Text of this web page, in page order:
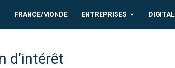
FRANCE/MONDE ENTREPRISES DIGITAL
d’intérêt